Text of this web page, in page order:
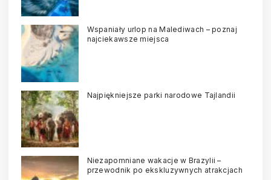
Wspaniały urlop na Malediwach – poznaj
najciekawsze miejsca
Najpiękniejsze parki narodowe Tajlandii
Niezapomniane wakacje w Brazylii –
przewodnik po ekskluzywnych atrakcjach